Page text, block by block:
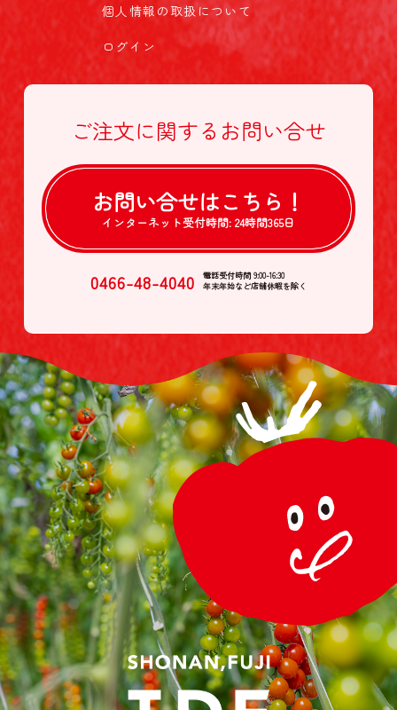
個人情報の取扱について
ログイン
ご注文に関する お問い合せ
お問い合せはこちら！
インターネット受付時間: 24時間365日
0466-48-4040
電話受付時間 9:00-16:30
年末年始など店舗休暇を除く